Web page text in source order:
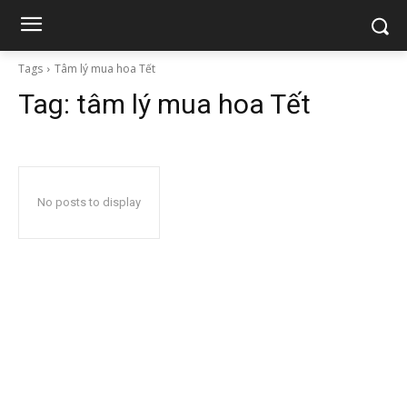
Tags Tâm lý mua hoa Tết
Tag: tâm lý mua hoa Tết
No posts to display